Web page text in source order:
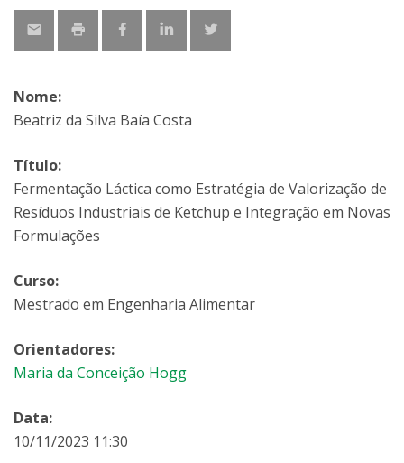
Nome:
Beatriz da Silva Baía Costa
Título:
Fermentação Láctica como Estratégia de Valorização de
Resíduos Industriais de Ketchup e Integração em Novas
Formulações
Curso:
Mestrado em Engenharia Alimentar
Orientadores:
Maria da Conceição Hogg
Data:
10/11/2023 11:30